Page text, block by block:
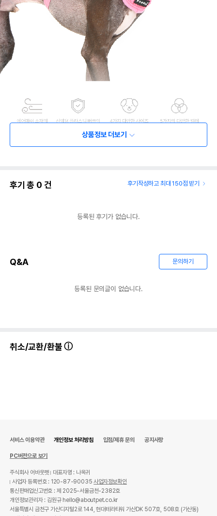
상품정보 더보기
후기 총 0 건 후기작성하고 최대 150점 받기
등록된 후기가 없습니다.
Q&A 문의하기
등록된 문의글이 없습니다.
취소/교환/환불
서비스 이용약관 개인정보 처리방침 입점/제휴 문의 공지사항
PC버전으로 보기
주식회사 어바웃펫
대표자명 : 나옥귀
사업자 등록번호 : 120-87-90035사업자정보확인
통신판매업신고번호 : 제 2025-서울금천-2382호
개인정보관리자 : 김원규 hello@aboutpet.co.kr
서울특별시 금천구 가산디지털2로 144, 현대테라타워 가산DK 507호, 508호 (가산동)